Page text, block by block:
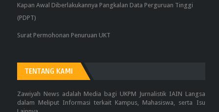
Kapan Awal Diberlakukannya Pangkalan Data Perguruan Tinggi
(PDPT)
Surat Permohonan Penuruan UKT
TENTANG KAMI
Zawiyah News adalah Media bagi UKPM Jurnalistik IAIN Langsa
dalam Meliput Informasi terkait Kampus, Mahasiswa, serta Isu